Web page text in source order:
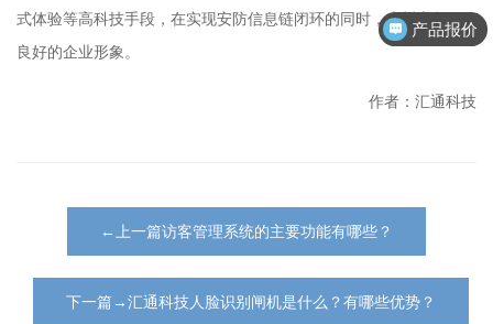
式体验等高科技手段，在实现安防信息链闭环的同时，也树立起了
良好的企业形象。
作者：汇通科技
←上一篇访客管理系统的主要功能有哪些？
下一篇→汇通科技人脸识别闸机是什么？有哪些优势？
产品报价